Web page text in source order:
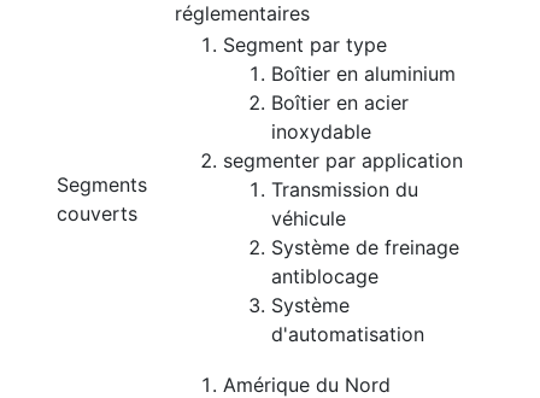
réglementaires
Segments
couverts
Segment par type
Boîtier en aluminium
Boîtier en acier
inoxydable
segmenter par application
Transmission du
véhicule
Système de freinage
antiblocage
Système
d'automatisation
Amérique du Nord